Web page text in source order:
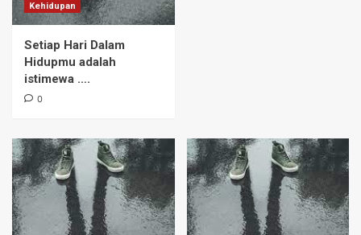
Kehidupan
Setiap Hari Dalam
Hidupmu adalah
istimewa ….
0